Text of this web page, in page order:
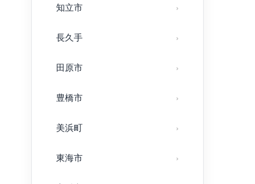
知立市
長久手
田原市
豊橋市
美浜町
東海市